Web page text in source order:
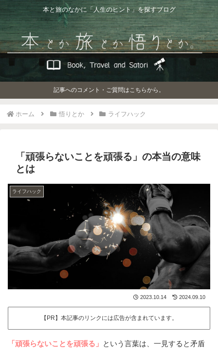
本と旅のなかに「人生のヒント」を探すブログ
記事へのコメント・ご質問はこちらから。
ホーム 悟りとか ライフハック
「頑張らないことを頑張る」の本当の意味
とは
ライフハック
2023.10.14 2024.09.10
【PR】本記事のリンクには広告が含まれています。
「頑張らないことを頑張る」 という言葉は、一見すると矛盾